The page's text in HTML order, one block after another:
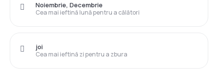
Cea mai ieftină lună pentru a călători
Noiembrie, Decembrie
Cea mai ieftină zi pentru a zbura
joi